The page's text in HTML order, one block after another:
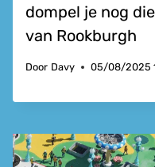
dompel je nog
van Rookburgh
Door Davy 05/08/2025